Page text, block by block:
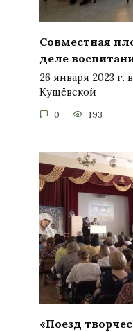
Совместная
деле
26 января 2023 г.
Кущёвской
0 193
«Поезд